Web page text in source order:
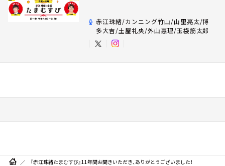
赤江珠緒/カンニング竹山/山里亮太/博
多大吉/土屋礼央/外山惠理/玉袋筋太郎
『赤江珠緒たまむすび』11年間お聞きいただき、ありがとうございました！